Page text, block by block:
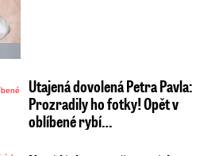
Utajená dovolená Petra Pavla:
Prozradily ho fotky! Opět v
oblíbené rybí…